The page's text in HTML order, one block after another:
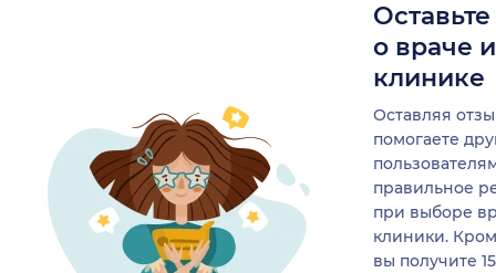
о враче
клинике
Оставляя
помогаете
правильное
при выборе
клиники.
вы получите